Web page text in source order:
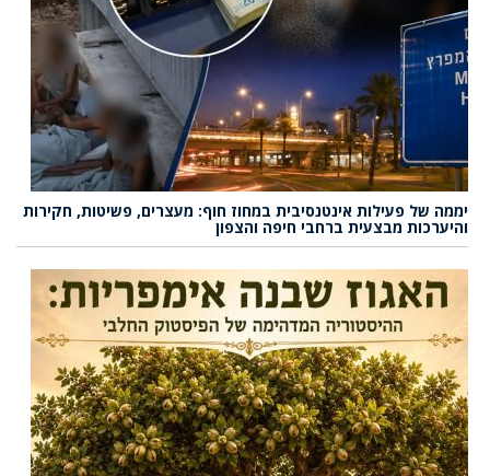
יממה של פעילות אינטנסיבית במחוז חוף: מעצרים, פשיטות, חקירות
והיערכות מבצעית ברחבי חיפה והצפון